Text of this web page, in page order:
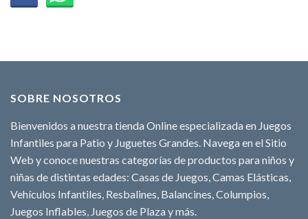
SOBRE NOSOTROS
Bienvenidos a nuestra tienda Online especializada en Juegos
Infantiles para Patio y Juguetes Grandes. Navega en el Sitio
Web y conoce nuestras categorías de productos para niños y
niñas de distintas edades: Casas de Juegos, Camas Elásticas,
Vehículos Infantiles, Resbalines, Balancines, Columpios,
Juegos Inflables, Juegos de Plaza y más.